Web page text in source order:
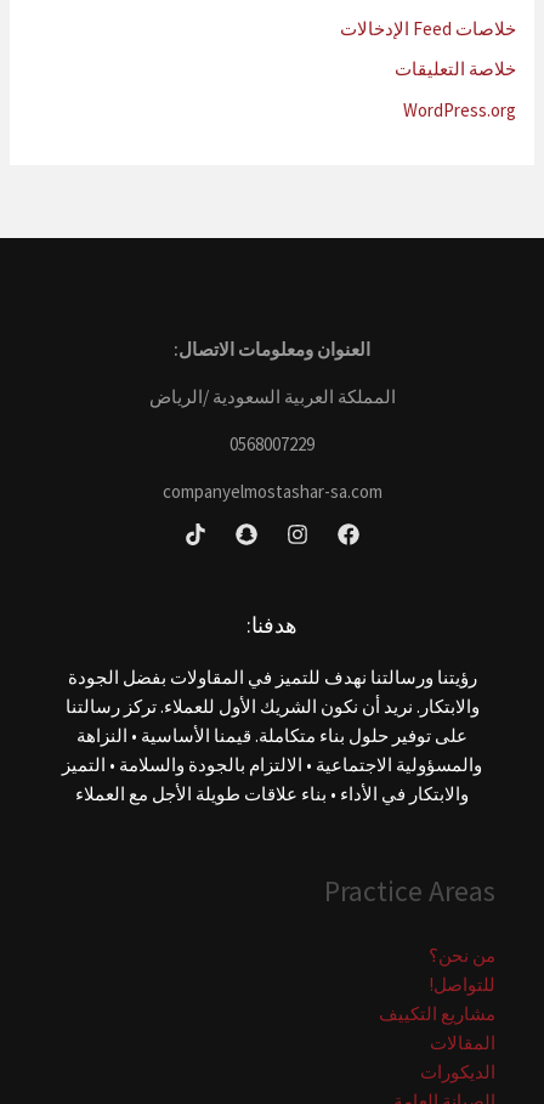
خلاصات Feed الإدخالات
خلاصة التعليقات
WordPress.org
العنوان ومعلومات الاتصال:
المملكة العربية السعودية /الرياض
0568007229
companyelmostashar-sa.com
هدفنا:
رؤيتنا ورسالتنا نهدف للتميز في المقاولات بفضل الجودة
والابتكار. نريد أن نكون الشريك الأول للعملاء. تركز رسالتنا
على توفير حلول بناء متكاملة. قيمنا الأساسية • النزاهة
والمسؤولية الاجتماعية • الالتزام بالجودة والسلامة • التميز
والابتكار في الأداء • بناء علاقات طويلة الأجل مع العملاء
Practice Areas
من نحن؟
للتواصل!
مشاريع التكييف
المقالات
الديكورات